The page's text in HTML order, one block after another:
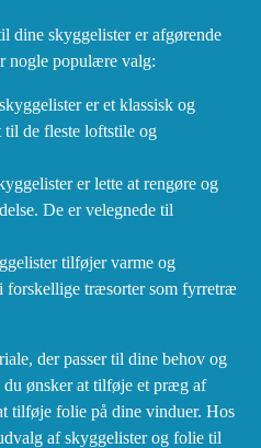
dine skyggelister er afgørende
nogle populære valg:
er et klassisk og
til de fleste loftstile og
er lette at rengøre og
De er velegnede til
tilføjer varme og
forskellige træsorter som fyrretræ
der passer til dine behov og
ønsker at tilføje et præg af
tilføje folie på dine vinduer. Hos
af skyggelister og folie til